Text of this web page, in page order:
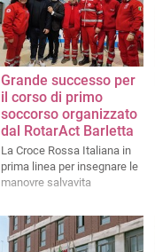
Grande successo per
il corso di primo
soccorso organizzato
dal RotarAct Barletta
La Croce Rossa Italiana in
prima linea per insegnare le
manovre salvavita